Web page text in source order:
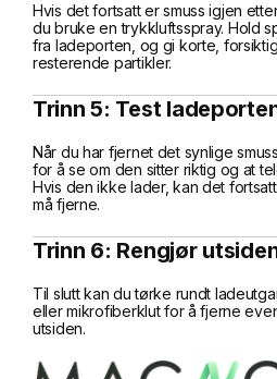
Hvis det fortsatt er smuss igjen
du bruke en trykkluftsspray. Hold
fra ladeporten, og gi korte,
resterende partikler.
Trinn 5: Test
Når du har fjernet det synlige
for å se om den sitter riktig og at
Hvis den ikke lader, kan det
må fjerne.
Trinn 6: Rengjør
Til slutt kan du tørke rundt
eller mikrofiberklut for å fjerne
utsiden.